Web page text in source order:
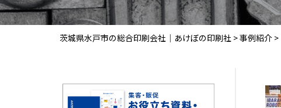
茨城県水戸市の総合印刷会社｜あけぼの印刷社 >事例紹介 >